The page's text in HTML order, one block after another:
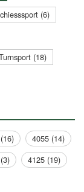
(6)
(18)
4055 (14)
4125 (19)